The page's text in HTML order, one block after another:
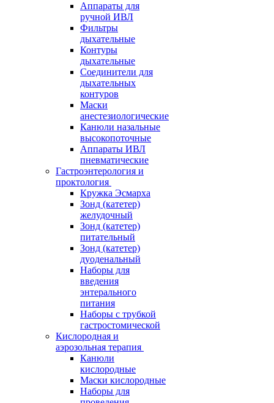
Аппараты для
ручной ИВЛ
Фильтры
дыхательные
Контуры
дыхательные
Соединители для
дыхательных
контуров
Маски
анестезиологические
Канюли назальные
высокопоточные
Аппараты ИВЛ
пневматические
Гастроэнтерология и
проктология
Кружка Эсмарха
Зонд (катетер)
желудочный
Зонд (катетер)
питательный
Зонд (катетер)
дуоденальный
Наборы для
введения
энтерального
питания
Наборы с трубкой
гастростомической
Кислородная и
аэрозольная терапия
Канюли
кислородные
Маски кислородные
Наборы для